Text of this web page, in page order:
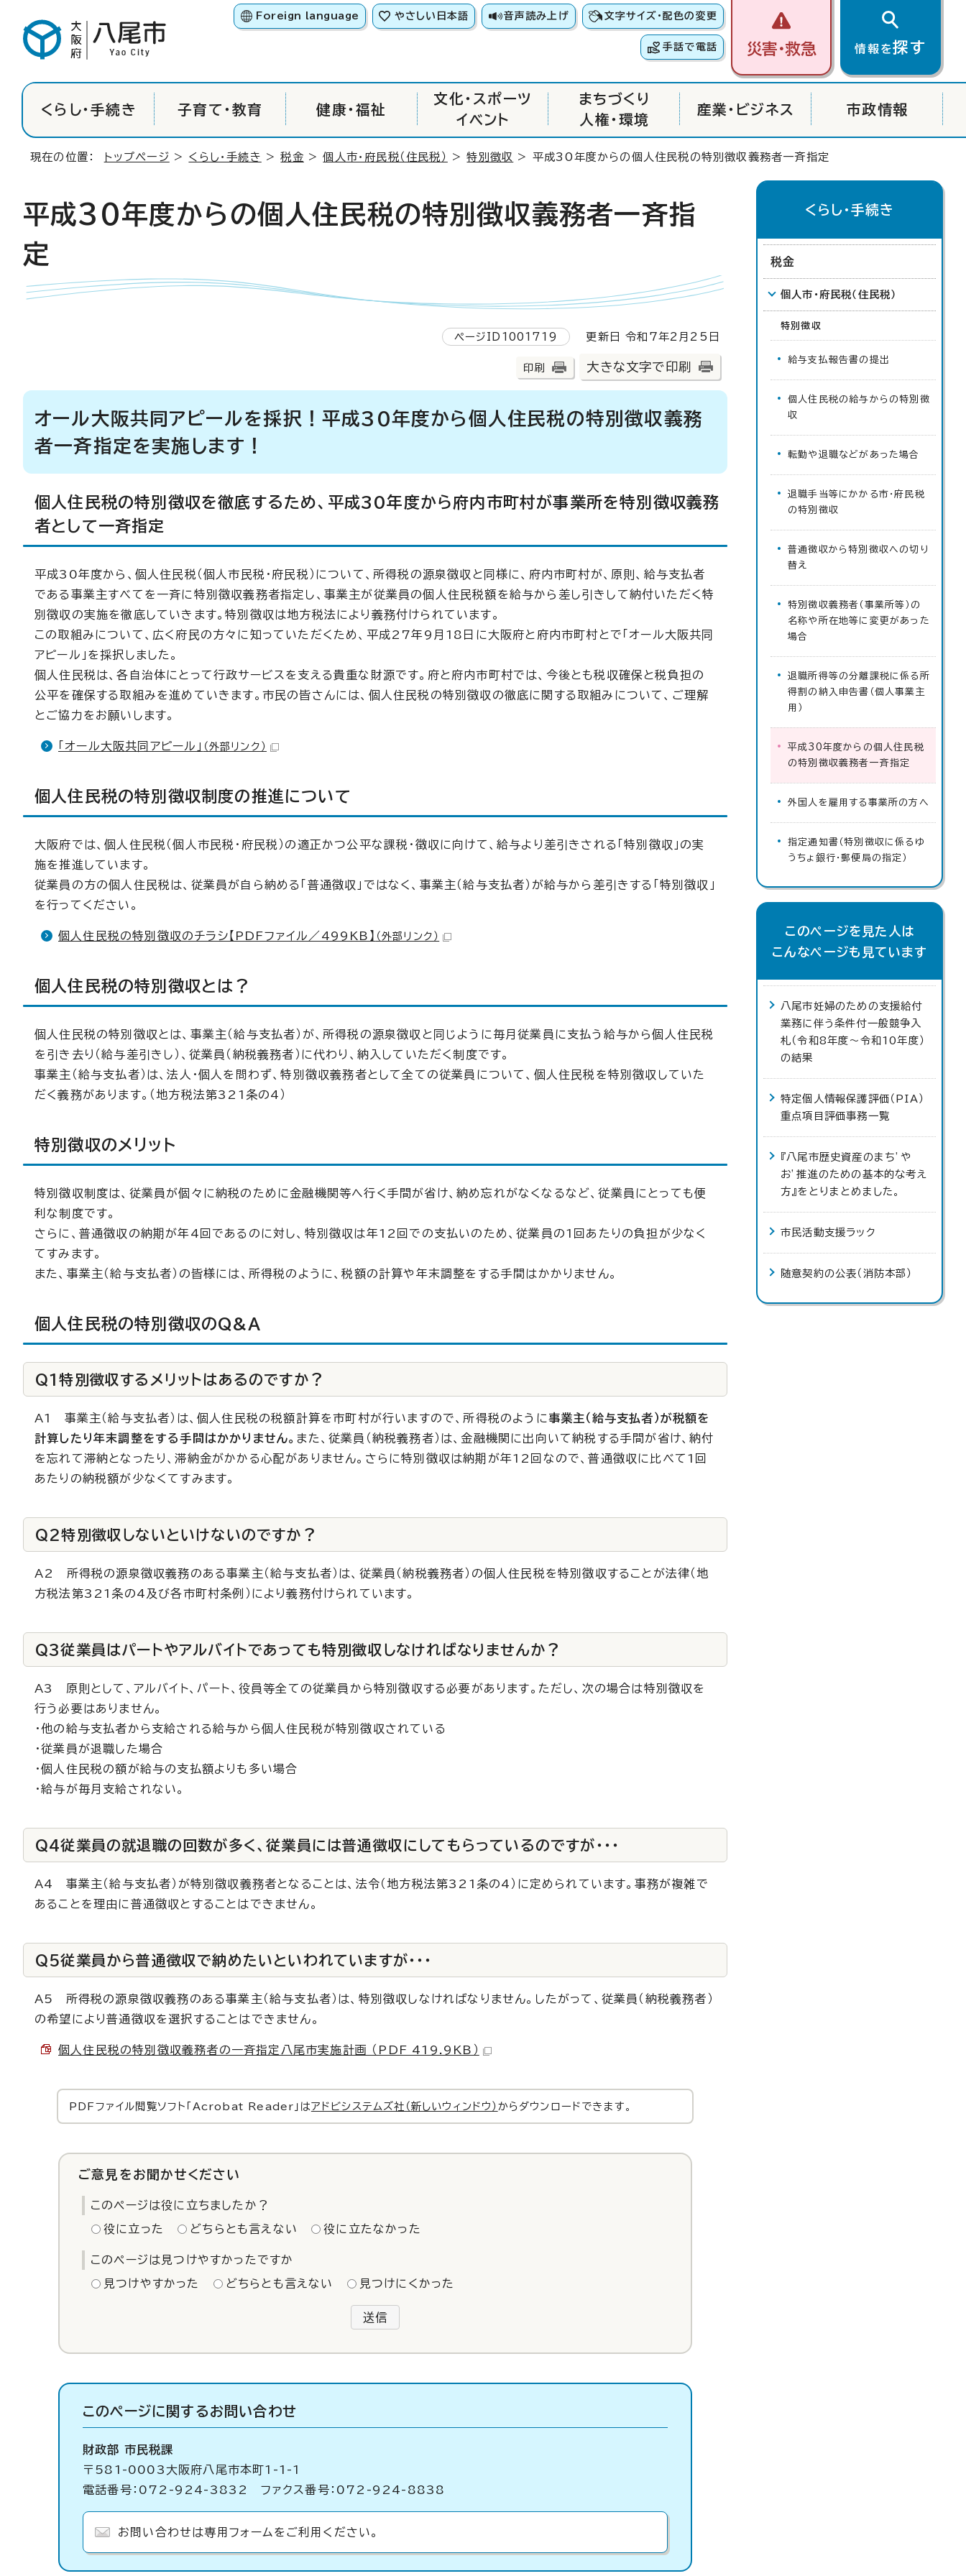
Foreign language やさしい日本語 音声読み上げ 文字サイズ・配色の変更
手話で電話 災害・救急 情報を探す
くらし・手続き 子育て・教育 健康・福祉
文化・スポーツ
イベント
まちづくり
人権・環境
産業・ビジネス 市政情報
現在の位置： トップページ > くらし・手続き >税金 >個人市・府民税（住民税） >特別徴収 > 平成30年度からの個人住民税の特別徴収義務者一斉指定
平成30年度からの個人住民税の特別徴収義務者一斉指
定
ページID1001719 更新日 令和7年2月25日
印刷 大きな文字で印刷
オール大阪共同アピールを採択！平成30年度から個人住民税の特別徴収義務
者一斉指定を実施します！
個人住民税の特別徴収を徹底するため、平成30年度から府内市町村が事業所を特別徴収義務
者として一斉指定
平成30年度から、個人住民税（個人市民税・府民税）について、所得税の源泉徴収と同様に、府内市町村が、原則、給与支払者
である事業主すべてを一斉に特別徴収義務者指定し、事業主が従業員の個人住民税額を給与から差し引きして納付いただく特
別徴収の実施を徹底していきます。特別徴収は地方税法により義務付けられています。
この取組みについて、広く府民の方々に知っていただくため、平成27年9月18日に大阪府と府内市町村とで「オール大阪共同
アピール」を採択しました。
個人住民税は、各自治体にとって行政サービスを支える貴重な財源です。府と府内市町村では、今後とも税収確保と税負担の
公平を確保する取組みを進めていきます。市民の皆さんには、個人住民税の特別徴収の徹底に関する取組みについて、ご理解
とご協力をお願いします。
「オール大阪共同アピール」 （外部リンク）
個人住民税の特別徴収制度の推進について
大阪府では、個人住民税（個人市民税・府民税）の適正かつ公平な課税・徴収に向けて、給与より差引きされる「特別徴収」の実
施を推進しています。
従業員の方の個人住民税は、従業員が自ら納める「普通徴収」ではなく、事業主（給与支払者）が給与から差引きする「特別徴収」
を行ってください。
個人住民税の特別徴収のチラシ【PDFファイル／499KB】 （外部リンク）
個人住民税の特別徴収とは？
個人住民税の特別徴収とは、事業主（給与支払者）が、所得税の源泉徴収と同じように毎月従業員に支払う給与から個人住民税
を引き去り（給与差引きし）、従業員（納税義務者）に代わり、納入していただく制度です。
事業主（給与支払者）は、法人・個人を問わず、特別徴収義務者として全ての従業員について、個人住民税を特別徴収していた
だく義務があります。（地方税法第321条の4）
特別徴収のメリット
特別徴収制度は、従業員が個々に納税のために金融機関等へ行く手間が省け、納め忘れがなくなるなど、従業員にとっても便
利な制度です。
さらに、普通徴収の納期が年4回であるのに対し、特別徴収は年12回での支払いのため、従業員の1回あたりの負担が少なく
てすみます。
また、事業主（給与支払者）の皆様には、所得税のように、税額の計算や年末調整をする手間はかかりません。
個人住民税の特別徴収のQ&A
Q1特別徴収するメリットはあるのですか？
A1 事業主（給与支払者）は、個人住民税の税額計算を市町村が行いますので、所得税のように事業主（給与支払者）が税額を
計算したり年末調整をする手間はかかりません。 また、従業員（納税義務者）は、金融機関に出向いて納税する手間が省け、納付
を忘れて滞納となったり、滞納金がかかる心配がありません。さらに特別徴収は納期が年12回なので、普通徴収に比べて1回
あたりの納税額が少なくてすみます。
Q2特別徴収しないといけないのですか？
A2 所得税の源泉徴収義務のある事業主（給与支払者）は、従業員（納税義務者）の個人住民税を特別徴収することが法律（地
方税法第321条の4及び各市町村条例）により義務付けられています。
Q3従業員はパートやアルバイトであっても特別徴収しなければなりませんか？
A3 原則として、アルバイト、パート、役員等全ての従業員から特別徴収する必要があります。ただし、次の場合は特別徴収を
行う必要はありません。
・他の給与支払者から支給される給与から個人住民税が特別徴収されている
・従業員が退職した場合
・個人住民税の額が給与の支払額よりも多い場合
・給与が毎月支給されない。
Q4従業員の就退職の回数が多く、従業員には普通徴収にしてもらっているのですが・・・
A4 事業主（給与支払者）が特別徴収義務者となることは、法令（地方税法第321条の4）に定められています。事務が複雑で
あることを理由に普通徴収とすることはできません。
Q5従業員から普通徴収で納めたいといわれていますが・・・
A5 所得税の源泉徴収義務のある事業主（給与支払者）は、特別徴収しなければなりません。したがって、従業員（納税義務者）
の希望により普通徴収を選択することはできません。
個人住民税の特別徴収義務者の一斉指定八尾市実施計画 （PDF 419.9KB）
PDFファイル閲覧ソフト「Acrobat Reader」はアドビシステムズ社（新しいウィンドウ） からダウンロードできます。
ご意見をお聞かせください
このページは役に立ちましたか？
役に立った どちらとも言えない 役に立たなかった
このページは見つけやすかったですか
見つけやすかった どちらとも言えない 見つけにくかった
送信
このページに関するお問い合わせ
財政部 市民税課
〒581-0003大阪府八尾市本町1-1-1
電話番号：072-924-3832 ファクス番号：072-924-8838
お問い合わせは専用フォームをご利用ください。
くらし・手続き
税金
個人市・府民税（住民税）
特別徴収
給与支払報告書の提出
個人住民税の給与からの特別徴
収
転勤や退職などがあった場合
退職手当等にかかる市・府民税
の特別徴収
普通徴収から特別徴収への切り
替え
特別徴収義務者（事業所等）の
名称や所在地等に変更があった
場合
退職所得等の分離課税に係る所
得割の納入申告書（個人事業主
用）
平成30年度からの個人住民税
の特別徴収義務者一斉指定
外国人を雇用する事業所の方へ
指定通知書（特別徴収に係るゆ
うちょ銀行・郵便局の指定）
このページを見た人は
こんなページも見ています
八尾市妊婦のための支援給付
業務に伴う条件付一般競争入
札（令和8年度～令和10年度）
の結果
特定個人情報保護評価（PIA）
重点項目評価事務一覧
『八尾市歴史資産のまち’や
お’推進のための基本的な考え
方』をとりまとめました。
市民活動支援ラック
随意契約の公表（消防本部）